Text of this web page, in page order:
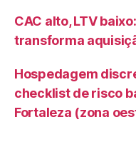
CAC alto, LTV
transforma
Hospedagem
checklist de risco
Fortaleza (zona